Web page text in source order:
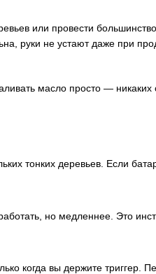
или провести
руки не устают даже при
масло просто —
тонких деревьев. Если
но медленнее. Это
когда вы держите триггер.